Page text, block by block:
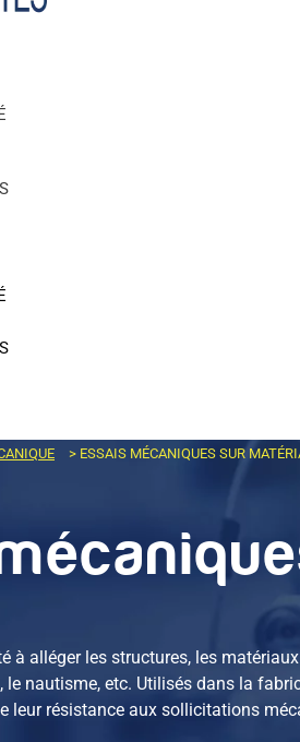
> ESSAIS MÉCANIQUES SUR
à alléger les structures, les
le nautisme, etc. Utilisés dans la
leur résistance aux sollicitations